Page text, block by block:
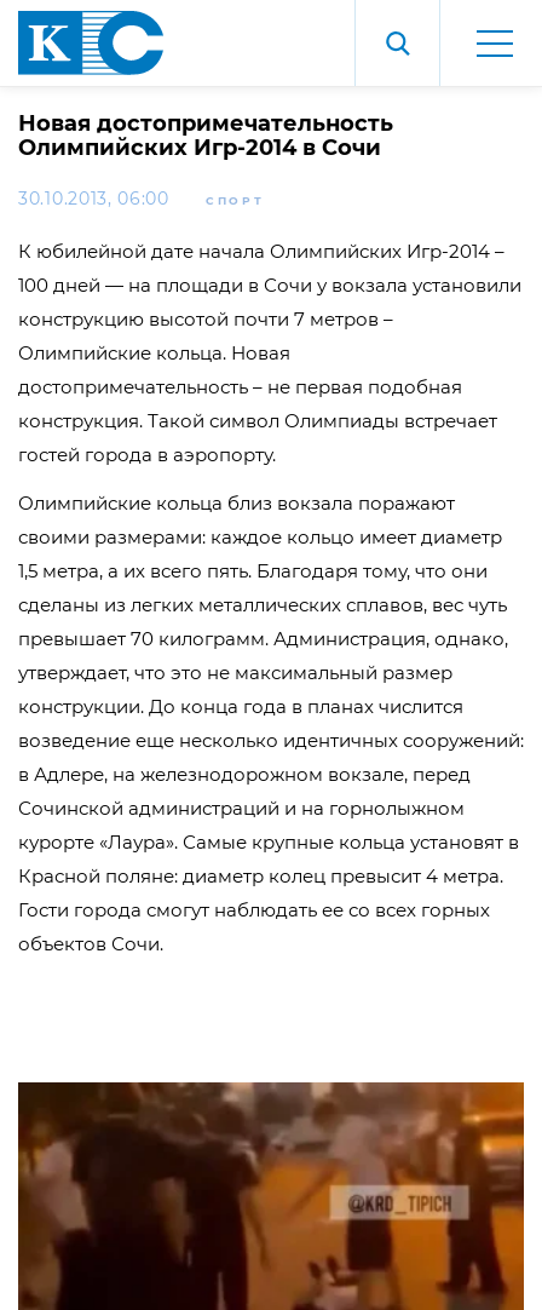
Новая достопримечательность
Олимпийских Игр-2014 в Сочи
30.10.2013, 06:00 СПОРТ
К юбилейной дате начала Олимпийских Игр-2014 –
100 дней — на площади в Сочи у вокзала установили
конструкцию высотой почти 7 метров –
Олимпийские кольца. Новая
достопримечательность – не первая подобная
конструкция. Такой символ Олимпиады встречает
гостей города в аэропорту.
Олимпийские кольца близ вокзала поражают
своими размерами: каждое кольцо имеет диаметр
1,5 метра, а их всего пять. Благодаря тому, что они
сделаны из легких металлических сплавов, вес чуть
превышает 70 килограмм. Администрация, однако,
утверждает, что это не максимальный размер
конструкции. До конца года в планах числится
возведение еще несколько идентичных сооружений:
в Адлере, на железнодорожном вокзале, перед
Сочинской администраций и на горнолыжном
курорте «Лаура». Самые крупные кольца установят в
Красной поляне: диаметр колец превысит 4 метра.
Гости города смогут наблюдать ее со всех горных
объектов Сочи.